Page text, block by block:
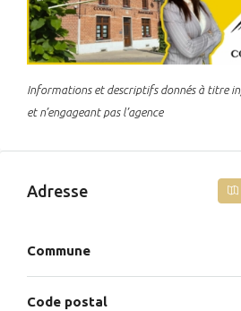
Informations et descriptifs donnés à titre
et n’engageant pas l’agence
Adresse
Commune
Code postal